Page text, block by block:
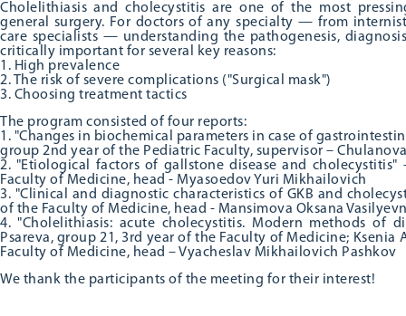
Cholelithiasis and cholecystitis are one of the most
general surgery. For doctors of any specialty — from
care specialists — understanding the pathogenesis,
critically important for several key reasons:
1. High prevalence
2. The risk of severe complications ("Surgical mask")
3. Choosing treatment tactics
The program consisted of four reports:
1. "Changes in biochemical parameters in case of
group 2nd year of the Pediatric Faculty, supervisor –
2. "Etiological factors of gallstone disease and
Faculty of Medicine, head - Myasoedov Yuri Mikhailovich
3. "Clinical and diagnostic characteristics of GKB and
of the Faculty of Medicine, head - Mansimova Oksana
4. "Cholelithiasis: acute cholecystitis. Modern methods of
Psareva, group 21, 3rd year of the Faculty of Medicine;
Faculty of Medicine, head – Vyacheslav Mikhailovich Pashkov
We thank the participants of the meeting for their interest!